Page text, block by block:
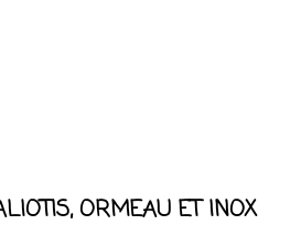
ORMEAU ET INOX